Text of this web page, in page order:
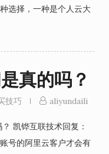
选择，一种是个人云大
真的吗？
技巧 aliyundaili
凯铧互联技术回复：
号的阿里云客户才会有